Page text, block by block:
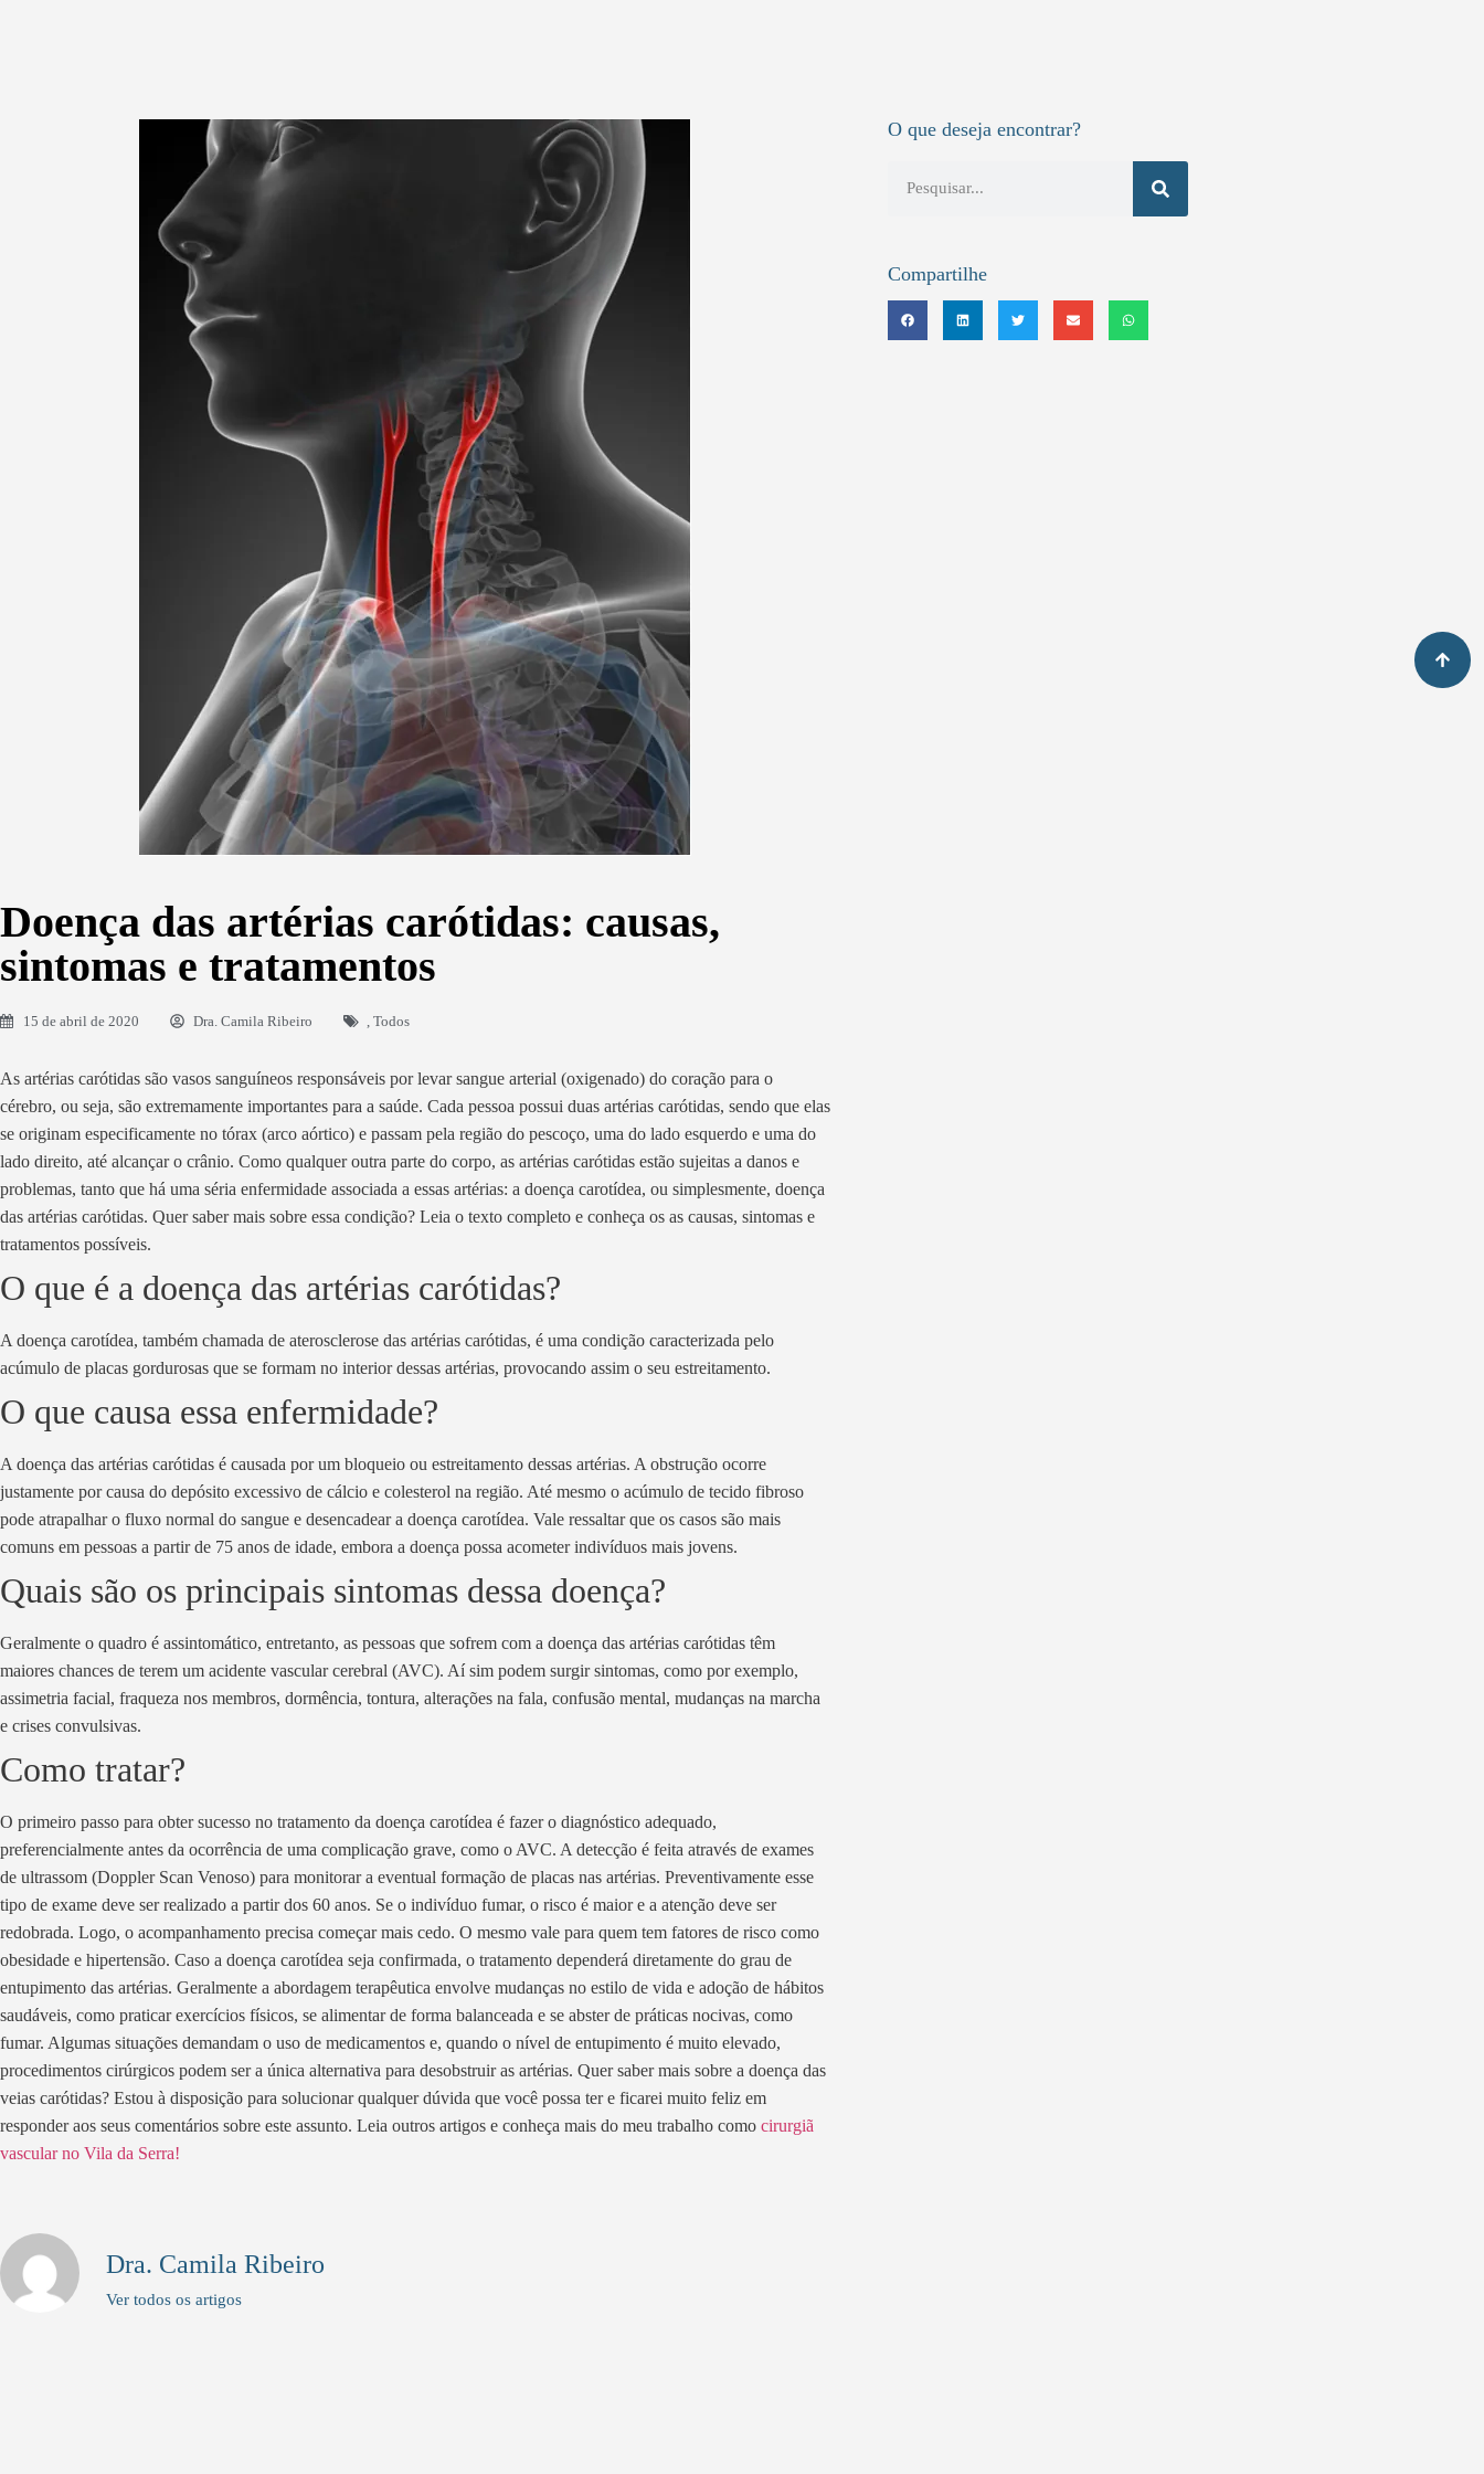
Doença das artérias carótidas: causas,
sintomas e tratamentos
15 de abril de 2020 Dra. Camila Ribeiro Todos
As artérias carótidas são vasos sanguíneos responsáveis por levar sangue arterial (oxigenado) do coração para o
cérebro, ou seja, são extremamente importantes para a saúde. Cada pessoa possui duas artérias carótidas, sendo que elas
se originam especificamente no tórax (arco aórtico) e passam pela região do pescoço, uma do lado esquerdo e uma do
lado direito, até alcançar o crânio. Como qualquer outra parte do corpo, as artérias carótidas estão sujeitas a danos e
problemas, tanto que há uma séria enfermidade associada a essas artérias: a doença carotídea, ou simplesmente, doença
das artérias carótidas. Quer saber mais sobre essa condição? Leia o texto completo e conheça os as causas, sintomas e
tratamentos possíveis.
O que é a doença das artérias carótidas?
A doença carotídea, também chamada de aterosclerose das artérias carótidas, é uma condição caracterizada pelo
acúmulo de placas gordurosas que se formam no interior dessas artérias, provocando assim o seu estreitamento.
O que causa essa enfermidade?
A doença das artérias carótidas é causada por um bloqueio ou estreitamento dessas artérias. A obstrução ocorre
justamente por causa do depósito excessivo de cálcio e colesterol na região. Até mesmo o acúmulo de tecido fibroso
pode atrapalhar o fluxo normal do sangue e desencadear a doença carotídea. Vale ressaltar que os casos são mais
comuns em pessoas a partir de 75 anos de idade, embora a doença possa acometer indivíduos mais jovens.
Quais são os principais sintomas dessa doença?
Geralmente o quadro é assintomático, entretanto, as pessoas que sofrem com a doença das artérias carótidas têm
maiores chances de terem um acidente vascular cerebral (AVC). Aí sim podem surgir sintomas, como por exemplo,
assimetria facial, fraqueza nos membros, dormência, tontura, alterações na fala, confusão mental, mudanças na marcha
e crises convulsivas.
Como tratar?
O primeiro passo para obter sucesso no tratamento da doença carotídea é fazer o diagnóstico adequado,
preferencialmente antes da ocorrência de uma complicação grave, como o AVC. A detecção é feita através de exames
de ultrassom (Doppler Scan Venoso) para monitorar a eventual formação de placas nas artérias. Preventivamente esse
tipo de exame deve ser realizado a partir dos 60 anos. Se o indivíduo fumar, o risco é maior e a atenção deve ser
redobrada. Logo, o acompanhamento precisa começar mais cedo. O mesmo vale para quem tem fatores de risco como
obesidade e hipertensão. Caso a doença carotídea seja confirmada, o tratamento dependerá diretamente do grau de
entupimento das artérias. Geralmente a abordagem terapêutica envolve mudanças no estilo de vida e adoção de hábitos
saudáveis, como praticar exercícios físicos, se alimentar de forma balanceada e se abster de práticas nocivas, como
fumar. Algumas situações demandam o uso de medicamentos e, quando o nível de entupimento é muito elevado,
procedimentos cirúrgicos podem ser a única alternativa para desobstruir as artérias. Quer saber mais sobre a doença das
veias carótidas? Estou à disposição para solucionar qualquer dúvida que você possa ter e ficarei muito feliz em
responder aos seus comentários sobre este assunto. Leia outros artigos e conheça mais do meu trabalho como cirurgiã
vascular no Vila da Serra!
Dra. Camila Ribeiro
Ver todos os artigos
O que deseja encontrar?
Compartilhe